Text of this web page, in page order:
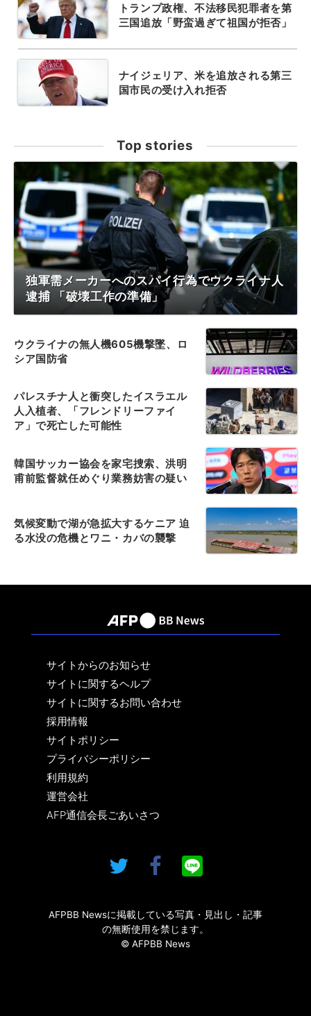
トランプ政権、不法移民犯罪者を第
三国追放「野蛮過ぎて祖国が拒否」
ナイジェリア、米を追放される第三
国市民の受け入れ拒否
Top stories
独軍需メーカーへのスパイ行為でウクライナ人
逮捕 「破壊工作の準備」
ウクライナの無人機605機撃墜、ロ
シア国防省
パレスチナ人と衝突したイスラエル
人入植者、「フレンドリーファイ
ア」で死亡した可能性
韓国サッカー協会を家宅捜索、洪明
甫前監督就任めぐり業務妨害の疑い
気候変動で湖が急拡大するケニア 迫
る水没の危機とワニ・カバの襲撃
サイトからのお知らせ
サイトに関するヘルプ
サイトに関するお問い合わせ
採用情報
サイトポリシー
プライバシーポリシー
利用規約
運営会社
AFP通信会長ごあいさつ
AFPBB Newsに掲載している写真・見出し・記事
の無断使用を禁じます。
© AFPBB News